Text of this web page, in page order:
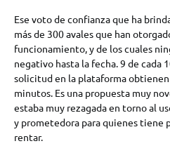
Ese voto de confianza que ha
más de 300 avales que han
funcionamiento, y de los cuales
negativo hasta la fecha. 9 de cada
solicitud en la plataforma obtienen
minutos. Es una propuesta muy
estaba muy rezagada en torno al
y prometedora para quienes tiene
rentar.